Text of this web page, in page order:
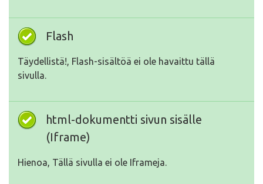
Flash
Täydellistä!, Flash-sisältöä ei ole havaittu tällä
sivulla.
html-dokumentti sivun sisälle
(Iframe)
Hienoa, Tällä sivulla ei ole Iframeja.